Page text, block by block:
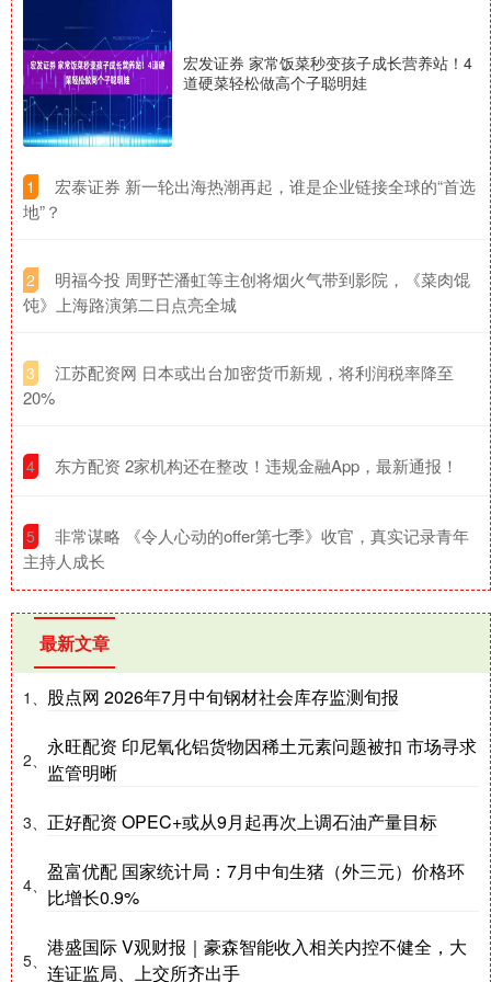
宏发证券 家常饭菜秒变孩子成长营养站！4
道硬菜轻松做高个子聪明娃
1
​宏泰证券 新一轮出海热潮再起，谁是企业链接全球的“首选
地”？
2
​明福今投 周野芒潘虹等主创将烟火气带到影院，《菜肉馄
饨》上海路演第二日点亮全城
3
​江苏配资网 日本或出台加密货币新规，将利润税率降至
20%
4 ​东方配资 2家机构还在整改！违规金融App，最新通报！
5
​非常谋略 《令人心动的offer第七季》收官，真实记录青年
主持人成长
最新文章
1、 股点网 2026年7月中旬钢材社会库存监测旬报
2、
永旺配资 印尼氧化铝货物因稀土元素问题被扣 市场寻求
监管明晰
3、 正好配资 OPEC+或从9月起再次上调石油产量目标
4、
盈富优配 国家统计局：7月中旬生猪（外三元）价格环
比增长0.9%
5、
港盛国际 V观财报｜豪森智能收入相关内控不健全，大
连证监局、上交所齐出手